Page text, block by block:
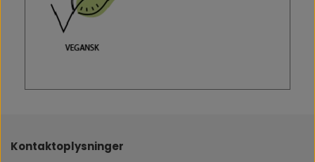
Kontaktoplysninger